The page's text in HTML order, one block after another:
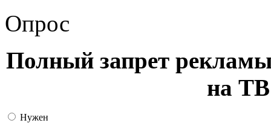
Опрос
Полный запрет
на ТВ
Нужен